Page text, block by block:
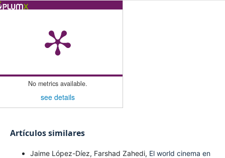
No metrics available.
see details
Artículos similares
Jaime López-Díez, Farshad Zahedi, El world cinema en